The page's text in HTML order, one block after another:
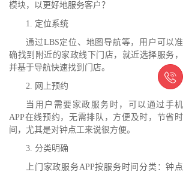
模块，以更好地服务客户？
1. 定位系统
通过LBS定位、地图导航等，用户可以准
确找到附近的家政线下门店，就近选择服务，
并基于导航快速找到门店。
2. 网上预约
当用户需要家政服务时，可以通过手机
APP在线预约，无需排队，方便及时，节省时
间，尤其是对钟点工来说很方便。
3. 分类明确
上门家政服务APP按服务时间分类：钟点
